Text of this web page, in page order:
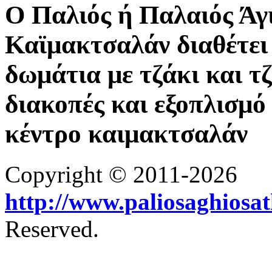
Ο Παλιός ή Παλαιός
Καϊμακτσαλάν
δωμάτια με τζάκι και
διακοπές και
κέντρο καιμακτσαλάν
Copyright © 2011-2026
http://
Reserved.